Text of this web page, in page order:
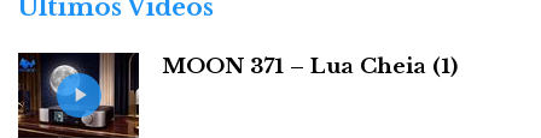
s
Últimos Videos
MOON 371 – Lua Cheia (1)